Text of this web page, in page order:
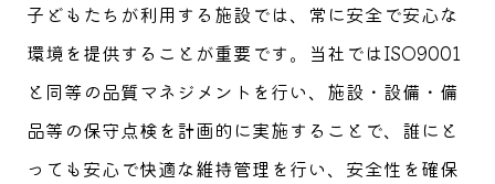
子どもたちが利用する施設では、常に安全で安心な
環境を提供することが重要です。当社ではISO9001
と同等の品質マネジメントを行い、施設・設備・備
品等の保守点検を計画的に実施することで、誰にと
っても安心で快適な維持管理を行い、安全性を確保